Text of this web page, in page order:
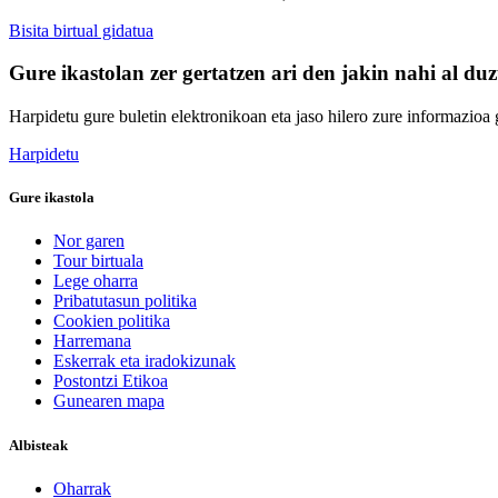
Bisita birtual gidatua
Gure ikastolan zer gertatzen ari den jakin nahi al
Harpidetu gure buletin elektronikoan eta jaso hilero zure informazioa
Harpidetu
Gure ikastola
Nor garen
Tour birtuala
Lege oharra
Pribatutasun politika
Cookien politika
Harremana
Eskerrak eta iradokizunak
Postontzi Etikoa
Gunearen mapa
Albisteak
Oharrak